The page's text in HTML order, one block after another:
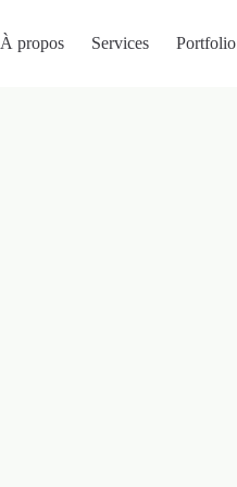
À propos Services Portfolio